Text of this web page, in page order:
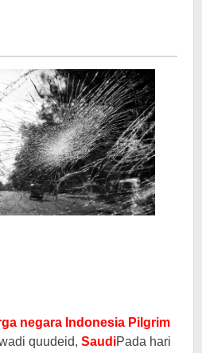
negara Indonesia Pilgrim
quudeid, SaudiPada hari